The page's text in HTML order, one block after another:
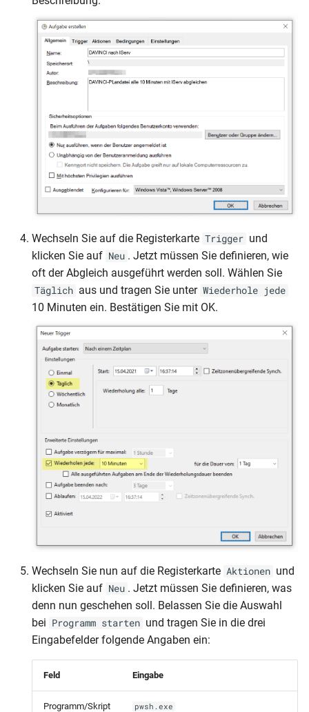
Wechseln Sie auf die Registerkarte Trigger und
klicken Sie auf Neu . Jetzt müssen Sie definieren, wie
oft der Abgleich ausgeführt werden soll. Wählen Sie
Täglich aus und tragen Sie unter Wiederhole jede
10 Minuten ein. Bestätigen Sie mit OK.
Wechseln Sie nun auf die Registerkarte Aktionen und
klicken Sie auf Neu . Jetzt müssen Sie definieren, was
denn nun geschehen soll. Belassen Sie die Auswahl
bei Programm starten und tragen Sie in die drei
Eingabefelder folgende Angaben ein:
Feld Eingabe
Programm/Skript pwsh.exe